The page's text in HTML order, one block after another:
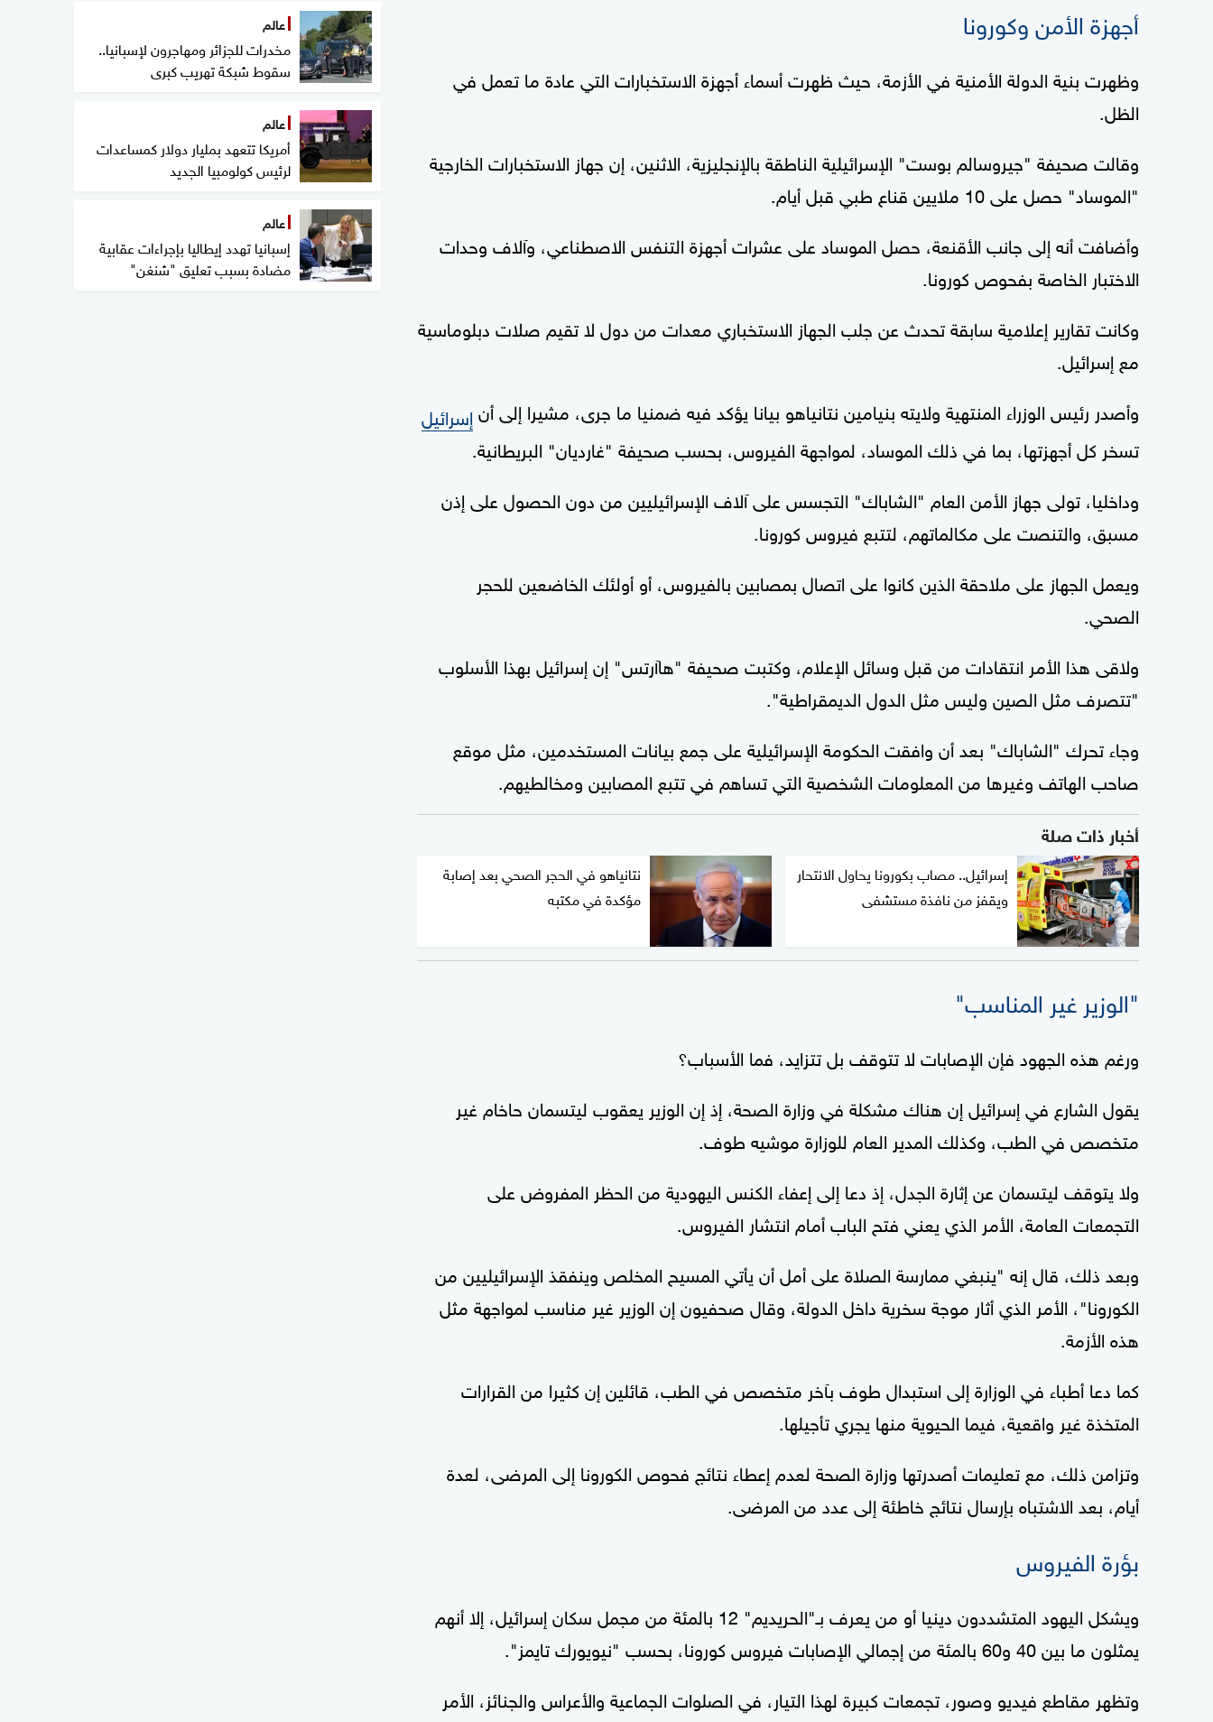
أجهزة الأمن وكورونا
وظهرت بنية الدولة الأمنية في الأزمة، حيث ظهرت أسماء أجهزة الاستخبارات التي عادة ما تعمل في
الظل.
وقالت صحيفة "جيروسالم بوست" الإسرائيلية الناطقة بالإنجليزية، الاثنين، إن جهاز الاستخبارات الخارجية
"الموساد" حصل على 10 ملايين قناع طبي قبل أيام.
وأضافت أنه إلى جانب الأقنعة، حصل الموساد على عشرات أجهزة التنفس الاصطناعي، وآلاف وحدات
الاختبار الخاصة بفحوص كورونا.
وكانت تقارير إعلامية سابقة تحدث عن جلب الجهاز الاستخباري معدات من دول لا تقيم صلات دبلوماسية
مع إسرائيل.
وأصدر رئيس الوزراء المنتهية ولايته بنيامين نتانياهو بيانا يؤكد فيه ضمنيا ما جرى، مشيرا إلى أن إسرائيل
تسخر كل أجهزتها، بما في ذلك الموساد، لمواجهة الفيروس، بحسب صحيفة "غارديان" البريطانية.
وداخليا، تولى جهاز الأمن العام "الشاباك" التجسس على آلاف الإسرائيليين من دون الحصول على إذن
مسبق، والتنصت على مكالماتهم، لتتبع فيروس كورونا.
ويعمل الجهاز على ملاحقة الذين كانوا على اتصال بمصابين بالفيروس، أو أولئك الخاضعين للحجر
الصحي.
ولاقى هذا الأمر انتقادات من قبل وسائل الإعلام، وكتبت صحيفة "هاآرتس" إن إسرائيل بهذا الأسلوب
"تتصرف مثل الصين وليس مثل الدول الديمقراطية".
وجاء تحرك "الشاباك" بعد أن وافقت الحكومة الإسرائيلية على جمع بيانات المستخدمين، مثل موقع
صاحب الهاتف وغيرها من المعلومات الشخصية التي تساهم في تتبع المصابين ومخالطيهم.
أخبار ذات صلة
إسرائيل.. مصاب بكورونا يحاول الانتحار
ويقفز من نافذة مستشفى
نتانياهو في الحجر الصحي بعد إصابة
مؤكدة في مكتبه
"الوزير غير المناسب"
ورغم هذه الجهود فإن الإصابات لا تتوقف بل تتزايد، فما الأسباب؟
يقول الشارع في إسرائيل إن هناك مشكلة في وزارة الصحة، إذ إن الوزير يعقوب ليتسمان حاخام غير
متخصص في الطب، وكذلك المدير العام للوزارة موشيه طوف.
ولا يتوقف ليتسمان عن إثارة الجدل، إذ دعا إلى إعفاء الكنس اليهودية من الحظر المفروض على
التجمعات العامة، الأمر الذي يعني فتح الباب أمام انتشار الفيروس.
وبعد ذلك، قال إنه "ينبغي ممارسة الصلاة على أمل أن يأتي المسيح المخلص وينفقذ الإسرائيليين من
الكورونا"، الأمر الذي أثار موجة سخرية داخل الدولة، وقال صحفيون إن الوزير غير مناسب لمواجهة مثل
هذه الأزمة.
كما دعا أطباء في الوزارة إلى استبدال طوف بآخر متخصص في الطب، قائلين إن كثيرا من القرارات
المتخذة غير واقعية، فيما الحيوية منها يجري تأجيلها.
وتزامن ذلك، مع تعليمات أصدرتها وزارة الصحة لعدم إعطاء نتائج فحوص الكورونا إلى المرضى، لعدة
أيام، بعد الاشتباه بإرسال نتائج خاطئة إلى عدد من المرضى.
بؤرة الفيروس
ويشكل اليهود المتشددون دينيا أو من يعرف بـ"الحريديم" 12 بالمئة من مجمل سكان إسرائيل، إلا أنهم
يمثلون ما بين 40 و60 بالمئة من إجمالي الإصابات فيروس كورونا، بحسب "نيويورك تايمز".
وتظهر مقاطع فيديو وصور، تجمعات كبيرة لهذا التيار، في الصلوات الجماعية والأعراس والجنائز، الأمر
عالم
مخدرات للجزائر ومهاجرون لإسبانيا..
سقوط شبكة تهريب كبرى
عالم
أمريكا تتعهد بمليار دولار كمساعدات
لرئيس كولومبيا الجديد
عالم
إسبانيا تهدد إيطاليا بإجراءات عقابية
مضادة بسبب تعليق "شنغن"